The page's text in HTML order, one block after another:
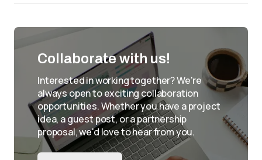
Collaborate with us!
Interested in working together? We're
always open to exciting collaboration
opportunities. Whether you have a project
idea, a guest post, or a partnership
proposal, we'd love to hear from you.